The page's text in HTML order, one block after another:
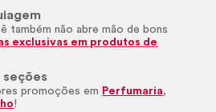
também não abre mão de bons
exclusivas em produtos de
promoções em Perfumaria,
!